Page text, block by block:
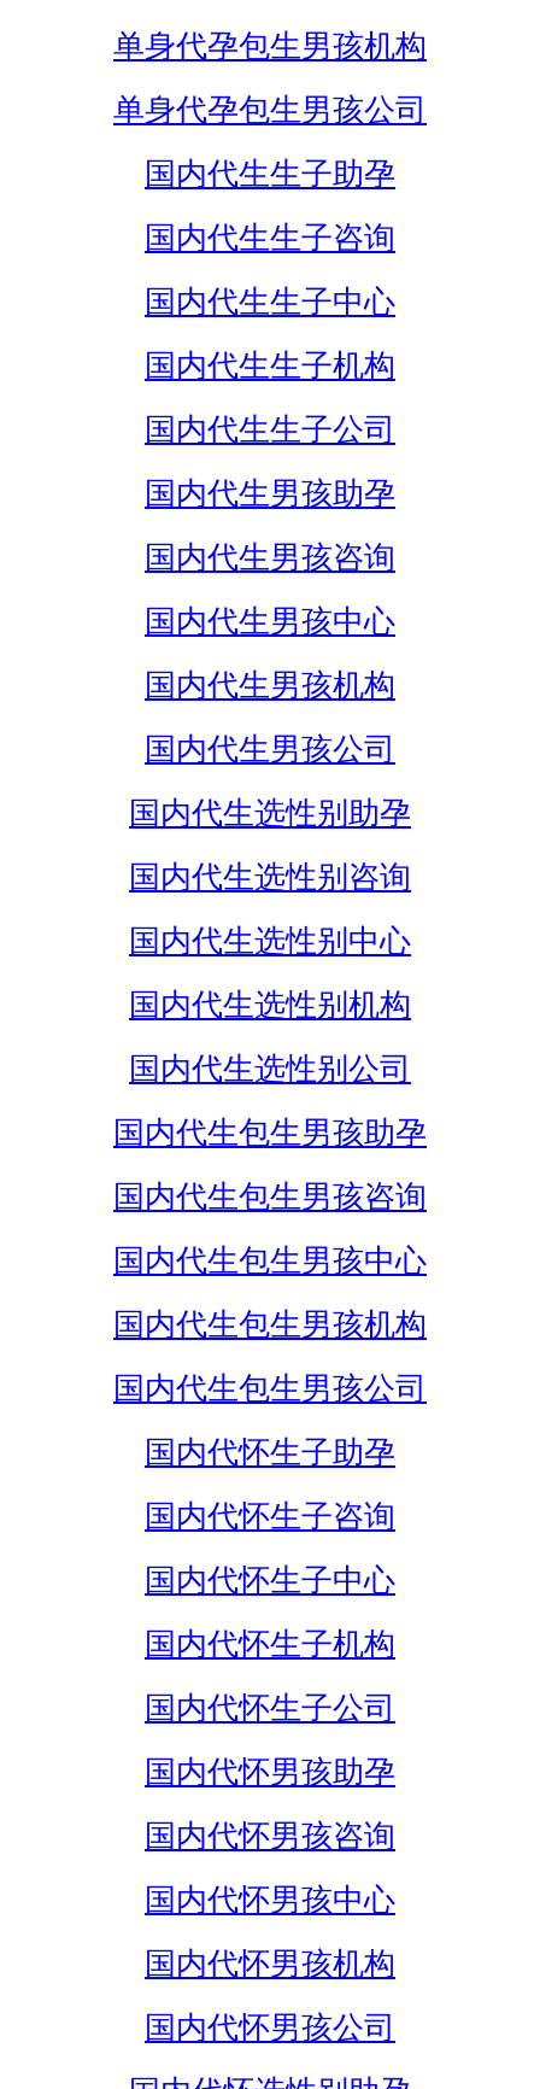
单身代孕包生男孩机构
单身代孕包生男孩公司
国内代生生子助孕
国内代生生子咨询
国内代生生子中心
国内代生生子机构
国内代生生子公司
国内代生男孩助孕
国内代生男孩咨询
国内代生男孩中心
国内代生男孩机构
国内代生男孩公司
国内代生选性别助孕
国内代生选性别咨询
国内代生选性别中心
国内代生选性别机构
国内代生选性别公司
国内代生包生男孩助孕
国内代生包生男孩咨询
国内代生包生男孩中心
国内代生包生男孩机构
国内代生包生男孩公司
国内代怀生子助孕
国内代怀生子咨询
国内代怀生子中心
国内代怀生子机构
国内代怀生子公司
国内代怀男孩助孕
国内代怀男孩咨询
国内代怀男孩中心
国内代怀男孩机构
国内代怀男孩公司